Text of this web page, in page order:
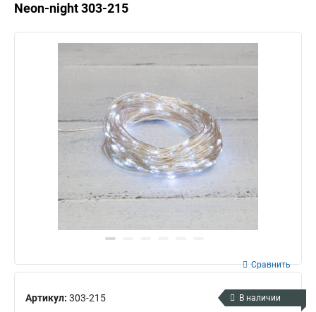
Neon-night 303-215
Артикул: 303-215
Сравнить
В наличии